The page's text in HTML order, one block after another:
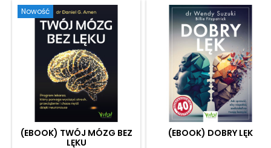
Nowość
(EBOOK) TWÓJ MÓZG BEZ
LĘKU
(EBOOK) DOBRY LĘK